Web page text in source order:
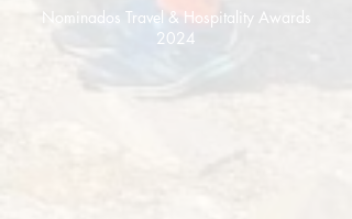
Nominados Travel & Hospitality Awards
2024